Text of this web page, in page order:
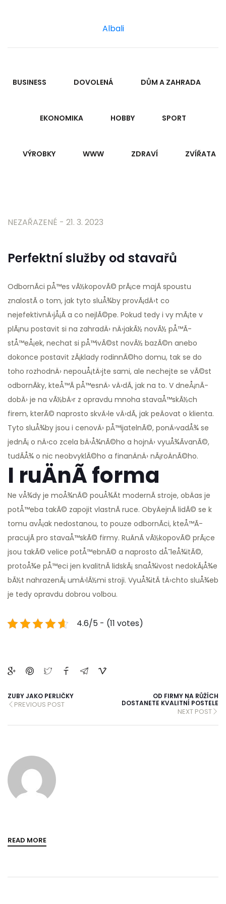
Albali
BUSINESS DOVOLENÁ DŮM A ZAHRADA
EKONOMIKA HOBBY SPORT
VÝROBKY WWW ZDRAVÍ ZVÍŘATA
NEZAŘAZENÉ - 21. 3. 2023
Perfektní služby od stavařů
OdbornÃ­ci pÅ™es vÃ½kopovÃ© prÃ¡ce majÃ­ spoustu
znalostÃ­ o tom, jak tyto sluÅ¾by provÃ¡dÄ›t co
nejefektivnÄ›jÅ¡Ã­ a co nejlÃ©pe. Pokud tedy i vy mÃ¡te v
plÃ¡nu postavit si na zahradÄ› nÄ›jakÃ½ novÃ½ pÅ™Ã­
stÅ™eÅ¡ek, nechat si pÅ™ivÃ©st novÃ½ bazÃ©n anebo
dokonce postavit zÃ¡klady rodinnÃ©ho domu, tak se do
toho rozhodnÄ› nepouÅ¡tÄ›jte sami, ale nechejte se vÃ©st
odbornÃ­ky, kteÅ™Ã­ pÅ™esnÄ› vÄ›dÃ­, jak na to. V dneÅ¡nÃ­
dobÄ› je na vÃ½bÄ›r z opravdu mnoha stavaÅ™skÃ½ch
firem, kterÃ© naprosto skvÄ›le vÄ›dÃ­, jak peÄovat o klienta.
Tyto sluÅ¾by jsou i cenovÄ› pÅ™ijatelnÃ©, ponÄ›vadÅ¾ se
jednÃ¡ o nÄ›co zcela bÄ›Å¾nÃ©ho a hojnÄ› vyuÅ¾Ã­vanÃ©,
tudÃ­Å¾ o nic neobvyklÃ©ho a finanÄnÄ› nÃ¡roÄnÃ©ho.
I ruÄnÃ­ forma
Ne vÅ¾dy je moÅ¾nÃ© pouÅ¾Ã­t modernÃ­ stroje, obÄas je
potÅ™eba takÃ© zapojit vlastnÃ­ ruce. ObyÄejnÃ­ lidÃ© se k
tomu avÅ¡ak nedostanou, to pouze odbornÃ­ci, kteÅ™Ã­
pracujÃ­ pro stavaÅ™skÃ© firmy. RuÄnÃ­ vÃ½kopovÃ© prÃ¡ce
jsou takÃ© velice potÅ™ebnÃ© a naprosto dÅ¯leÅ¾itÃ©,
protoÅ¾e pÅ™eci jen kvalitnÃ­ lidskÃ¡ snaÅ¾ivost nedokÃ¡Å¾e
bÃ½t nahrazenÃ¡ umÄ›lÃ½mi stroji. VyuÅ¾itÃ­ tÄ›chto sluÅ¾eb
je tedy opravdu dobrou volbou.
4.6/5 - (11 votes)
ZUBY JAKO PERLIČKY
PREVIOUS POST
OD FIRMY NA RŮŽÍCH
DOSTANETE KVALITNÍ POSTELE
NEXT POST
READ MORE